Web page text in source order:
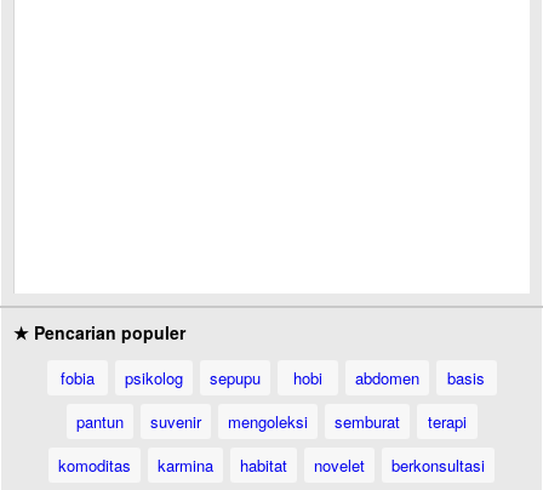
★ Pencarian populer
fobia psikolog sepupu hobi abdomen
basis
pantun
suvenir mengoleksi semburat
terapi
komoditas
karmina habitat novelet
berkonsultasi